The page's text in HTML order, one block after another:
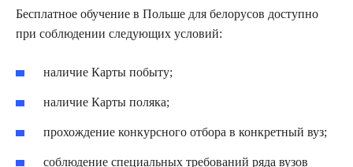
Бесплатное обучение в Польше для белорусов доступно
при соблюдении следующих условий:
наличие Карты побыту;
наличие Карты поляка;
прохождение конкурсного отбора в конкретный вуз;
соблюдение специальных требований ряда вузов